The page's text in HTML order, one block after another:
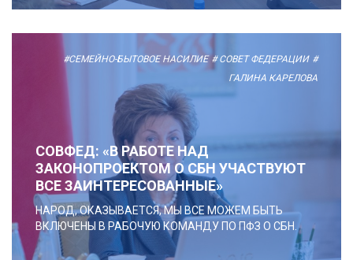
#СЕМЕЙНО-БЫТОВОЕ НАСИЛИЕ # СОВЕТ ФЕДЕРАЦИИ #
ГАЛИНА КАРЕЛОВА
СОВФЕД: «В РАБОТЕ НАД
ЗАКОНОПРОЕКТОМ О СБН УЧАСТВУЮТ
ВСЕ ЗАИНТЕРЕСОВАННЫЕ»
НАРОД, ОКАЗЫВАЕТСЯ, МЫ ВСЕ МОЖЕМ БЫТЬ
ВКЛЮЧЕНЫ В РАБОЧУЮ КОМАНДУ ПО ПФЗ О СБН.